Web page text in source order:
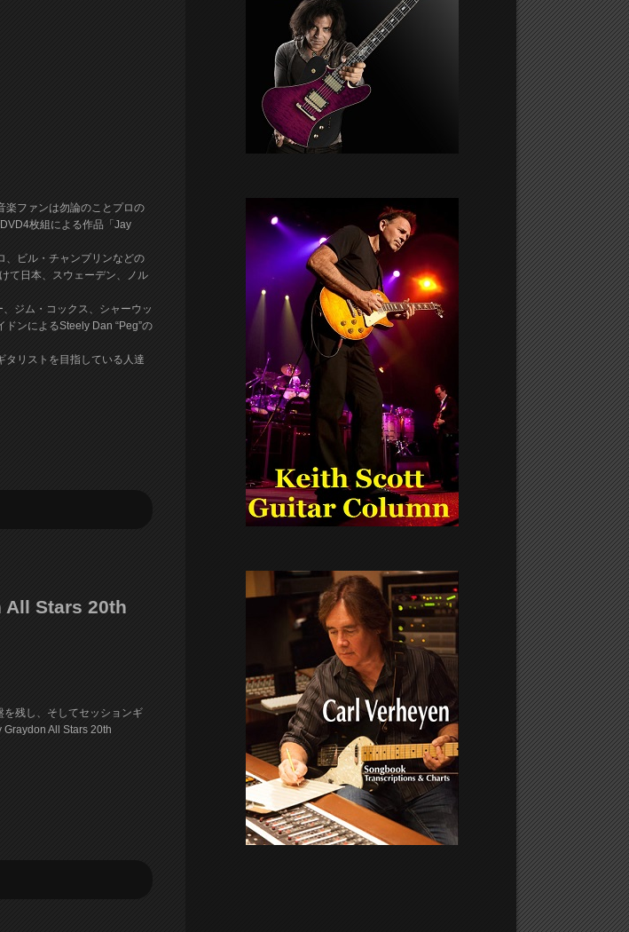
楽ファンは勿論のことプロの
枚組による作品「Jay
、ビル・チャンプリンなどの
て日本、スウェーデン、ノル
ジム・コックス、シャーウッ
ンによるSteely Dan “Peg”の
タリストを目指している人達
All Stars 20th
を残し、そしてセッションギ
Graydon All Stars 20th